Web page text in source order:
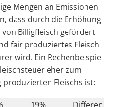
Mengen an Emissionen
dass durch die Erhöhung
Billigfleisch gefördert
fair produziertes Fleisch
wird. Ein Rechenbeispiel
eher zum
Fleischs ist:
19% Differen